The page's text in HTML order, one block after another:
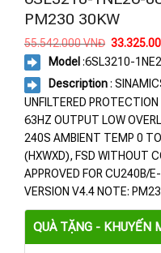
PM230 30KW
55.542.000VNĐ Giá
là:
Model :6SL3210-
Description:
UNFILTERED
63HZ OUTPUT LOW
240S AMBIENT TEMP 0
(HXWXD), FSD WITHOUT
APPROVED FOR CU240B/
VERSION V4.4 NOTE:
QUÀ TẶNG - KHUYẾN